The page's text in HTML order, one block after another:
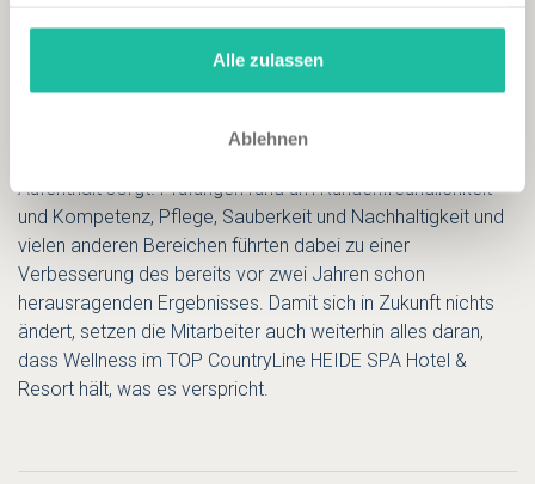
gesammelt haben.
Alle zulassen
Ablehnen
locken, konnte das TOP CountryLine HEIDE SPA Hotel &
deutlich zeigen, dass es neben der Optik auch durch
Aufenthalt sorgt. Prüfungen rund um Kundenfreundlichkeit
und Kompetenz, Pflege, Sauberkeit und Nachhaltigkeit und
vielen anderen Bereichen führten dabei zu einer
Verbesserung des bereits vor zwei Jahren schon
herausragenden Ergebnisses. Damit sich in Zukunft nichts
ändert, setzen die Mitarbeiter auch weiterhin alles daran,
dass Wellness im TOP CountryLine HEIDE SPA Hotel &
Resort hält, was es verspricht.